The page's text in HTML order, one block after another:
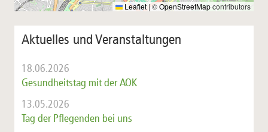
Leaflet |©OpenStreetMapcontributors
Aktuelles und Veranstaltungen
18.06.2026
Gesundheitstag mit der AOK
13.05.2026
Tag der Pflegenden bei uns